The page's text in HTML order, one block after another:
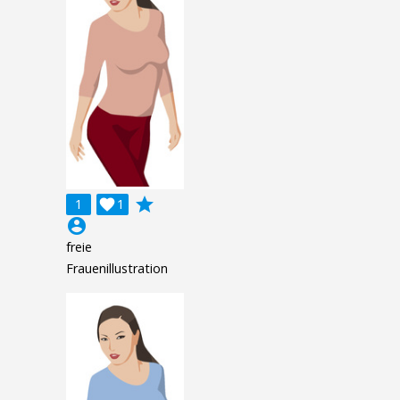
1 1

grade
account_circle
freie
Frauenillustration